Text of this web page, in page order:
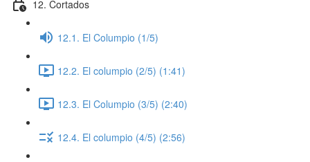
12. Cortados
12.1. El Columpio (1/5)
12.2. El columpio (2/5) (1:41)
12.3. El Columpio (3/5) (2:40)
12.4. El columpio (4/5) (2:56)